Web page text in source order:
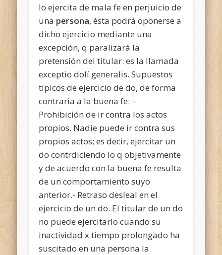
lo ejercita de mala fe en perjuicio de
una persona, ésta podrá oponerse a
dicho ejercicio mediante una
excepción, q paralizará la
pretensión del titular: es la llamada
exceptio dolí generalis. Supuestos
típicos de ejercicio de do, de forma
contraria a la buena fe: –
Prohibición de ir contra los actos
propios. Nadie puede ir contra sus
propios actos; es decir, ejercitar un
do contrdiciendo lo q objetivamente
y de acuerdo con la buena fe resulta
de un comportamiento suyo
anterior.- Retraso desleal en el
ejercicio de un do. El titular de un do
no puede ejercitarlo cuando su
inactividad x tiempo prolongado ha
suscitado en una persona la